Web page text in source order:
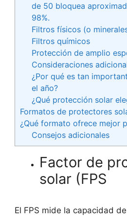
de 50 bloquea
98%.
Filtros físicos (o
Filtros químicos
Protección de amplio
Consideraciones
¿Por qué es tan
el año?
¿Qué protección solar
Formatos de protectores
¿Qué formato ofrece mejor
Consejos adicionales
Factor de
solar (FPS
El FPS mide la capacidad